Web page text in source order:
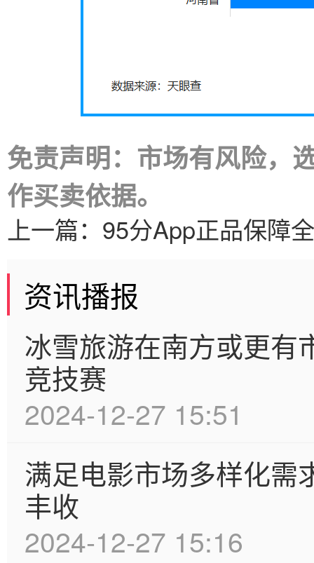
免责声明：市场有风险，
作买卖依据。
上一篇： 95分App正品保障
资讯播报
冰雪旅游在南方或更有
竞技赛
2024-12-27 15:51
满足电影市场多样化需
丰收
2024-12-27 15:16